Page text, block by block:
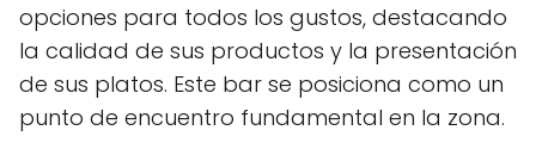
opciones para todos los gustos, destacando
la calidad de sus productos y la presentación
de sus platos. Este bar se posiciona como un
punto de encuentro fundamental en la zona.